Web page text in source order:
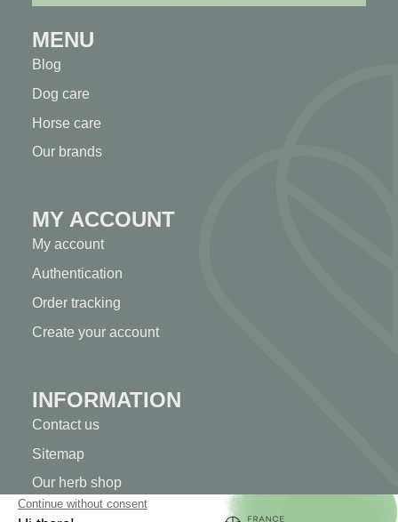
MENU
Blog
Dog care
Horse care
Our brands
MY ACCOUNT
My account
Authentication
Order tracking
Create your account
INFORMATION
Contact us
Sitemap
Our herb shop
Delivery